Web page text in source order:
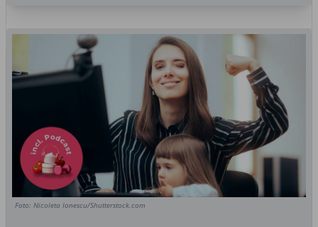
Foto: Nicoleta Ionescu/Shutterstock.com